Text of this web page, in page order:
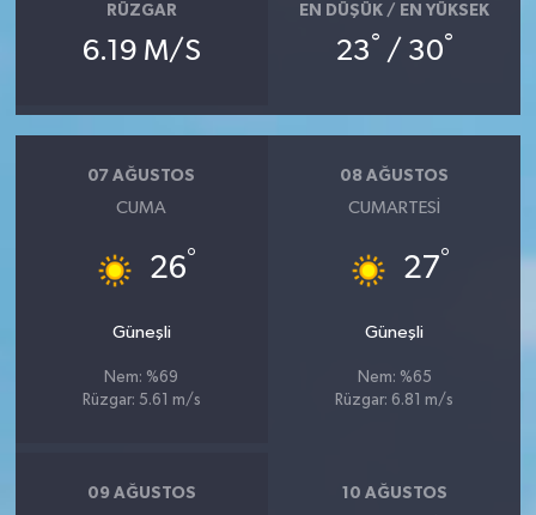
RÜZGAR
6.19 M/S
EN DÜŞÜK / EN YÜKSEK
23° / 30°
07 AĞUSTOS
CUMA
26°
Güneşli
Nem: %69
Rüzgar: 5.61 m/s
08 AĞUSTOS
CUMARTESI
27°
Güneşli
Nem: %65
Rüzgar: 6.81 m/s
09 AĞUSTOS 10 AĞUSTOS